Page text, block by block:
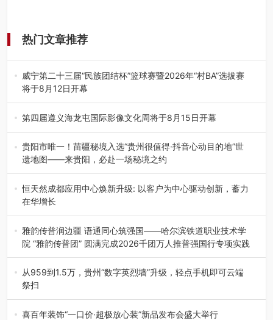
热门文章推荐
威宁第二十三届“民族团结杯”篮球赛暨2026年“村BA”选拔赛
将于8月12日开幕
8月7日，威宁彝族回族苗族自治县第二十三届“民族团结
杯”篮球赛暨2026年“村B…
第四届遵义海龙屯国际影像文化周将于8月15日开幕
8月7日，第四届遵义海龙屯国际影像文化周媒体通气会在世
界文化遗产地海龙屯核心景区…
贵阳市唯一！苗疆秘境入选“贵州很值得·抖音心动目的地”世
遗地图——来贵阳，必赴一场秘境之约
2026年7月21日，2026年“贵州很值得”暨抖音“心动目的
地”（贵州站）主题…
恒天然成都应用中心焕新升级: 以客户为中心驱动创新，蓄力
在华增长
融合全球研发实力与本土洞察，深化客户共创，赋能西南市
场创新发展 （7月27日，成…
雅韵传普润边疆 语通同心筑强国——哈尔滨铁道职业技术学
院 “雅韵传普团” 圆满完成2026千团万人推普强国行专项实践
为扎实推进2026“千团万人推普强国行”大学生暑期社会实
践，牢牢紧扣 “雅韵传普…
从959到1.5万，贵州“数字英烈墙”升级，轻点手机即可云端
祭扫
八一建军节到来之际，由贵州省退役军人事务厅指导，贵阳
市退役军人事务局联合贵州广电…
喜百年装饰“一口价·超极放心装”新品发布会盛大举行